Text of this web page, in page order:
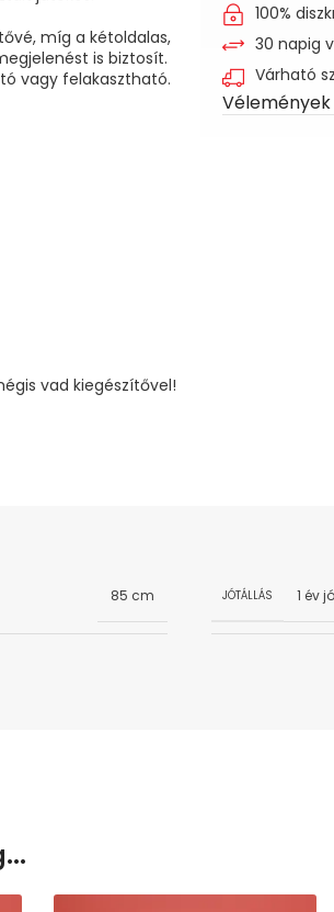
míg a kétoldalas,
is biztosít.
vagy felakasztható.
vad kiegészítővel!
100%
30 napig
Várható
85 cm JÓTÁLLÁS 1 év